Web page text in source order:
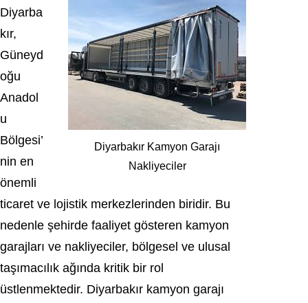
Diyarbakır Kamyon Garajı
Nakliyeciler
Diyarba
kır,
Güneyd
oğu
Anadol
u
Bölgesi’
nin en
önemli
ticaret ve lojistik merkezlerinden biridir. Bu
nedenle şehirde faaliyet gösteren kamyon
garajları ve nakliyeciler, bölgesel ve ulusal
taşımacılık ağında kritik bir rol
üstlenmektedir. Diyarbakır kamyon garajı